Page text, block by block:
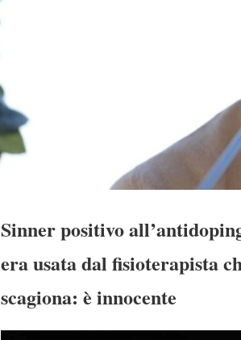
Sinner positivo
era usata dal fisioterapista
scagiona: è innocente